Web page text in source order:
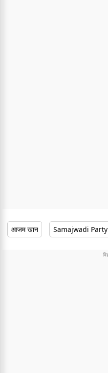
आजम खान Samajwadi Party